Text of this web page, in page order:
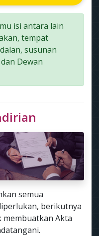
isi antara lain
tempat
susunan
Dewan
semua
berikutnya
Akta